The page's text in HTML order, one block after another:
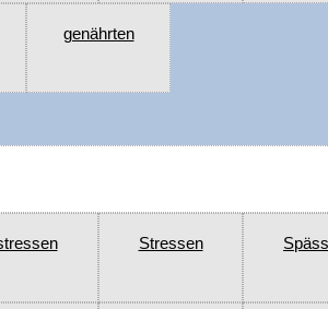
genährten
Stressen